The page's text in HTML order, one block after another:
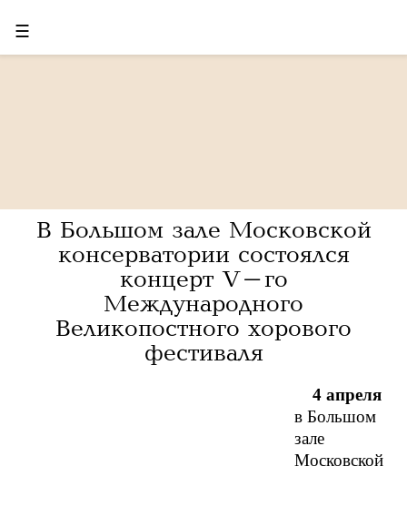
☰
В Большом зале Московской
консерватории состоялся
концерт V-го
Международного
Великопостного хорового
фестиваля
4 апреля
в Большом
зале
Московской